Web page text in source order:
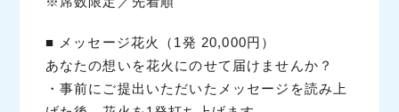
■ メッセージ花火（1発 20,000円）
あなたの想いを花火にのせて届けませんか？
・事前にご提出いただいたメッセージを読み上